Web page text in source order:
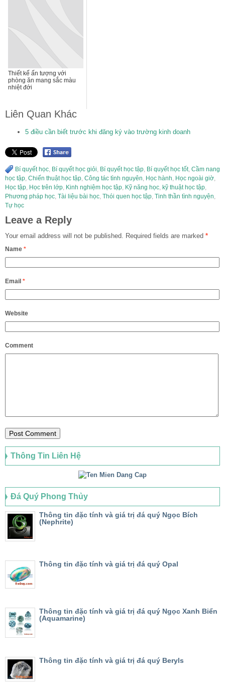
Thiết kế ấn tượng với
phòng ăn mang sắc màu
nhiệt đới
Liên Quan Khác
5 điều cần biết trước khi đăng ký vào trường kinh doanh
Bí quyết học, Bí quyết học giỏi, Bí quyết học tập, Bí quyết học tốt, Cầm nang
học tập, Chiến thuật học tập, Công tác tình nguyên, Học hành, Học ngoài giờ,
Học tập, Học trên lớp, Kinh nghiệm học tập, Kỹ năng học, kỹ thuật học tập,
Phương pháp học, Tài liệu bài học, Thói quen học tập, Tinh thần tình nguyện,
Tự học
Leave a Reply
Your email address will not be published. Required fields are marked *
Name *
Email *
Website
Comment
Thông Tin Liên Hệ
Đá Quý Phong Thủy
Thông tin đặc tính và giá trị đá quý Ngọc Bích
(Nephrite)
Thông tin đặc tính và giá trị đá quý Opal
Thông tin đặc tính và giá trị đá quý Ngọc Xanh Biển
(Aquamarine)
Thông tin đặc tính và giá trị đá quý Beryls